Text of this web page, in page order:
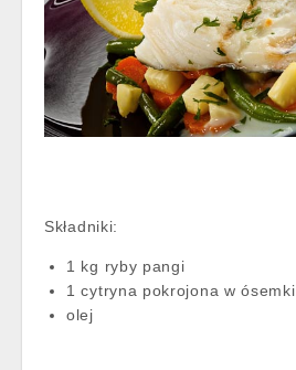
Składniki:
1 kg ryby pangi
1 cytryna pokrojona w ósemki
olej